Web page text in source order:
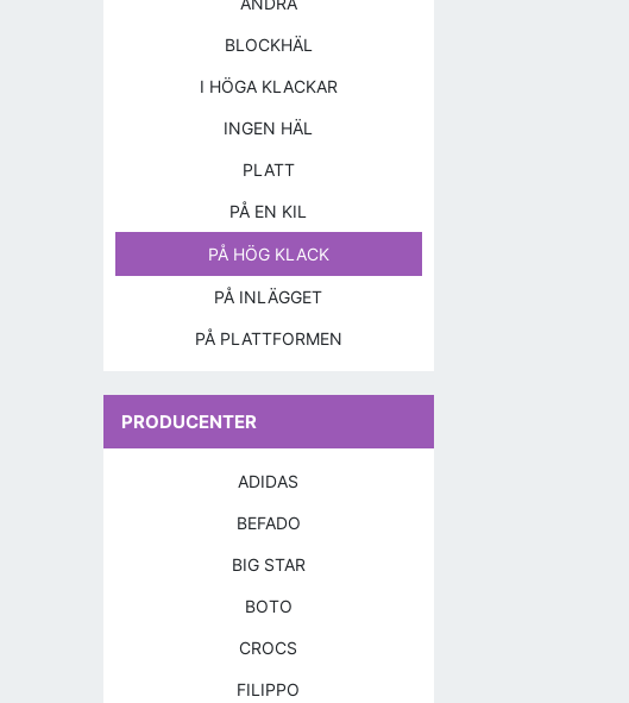
BLOCKHÄL
I HÖGA KLACKAR
INGEN HÄL
PLATT
PÅ EN KIL
PÅ HÖG KLACK
PÅ INLÄGGET
PÅ PLATTFORMEN
PRODUCENTER
ADIDAS
BEFADO
BIG STAR
BOTO
CROCS
FILIPPO